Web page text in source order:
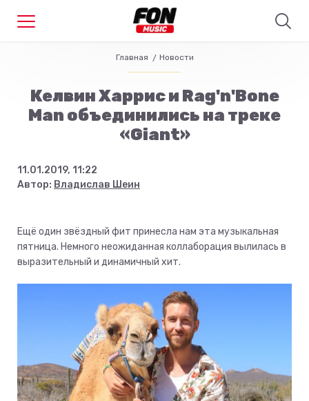
Главная Новости
Келвин Харрис и Rag'n'Bone
Man объединились на треке
«Giant»
11.01.2019, 11:22
Автор: Владислав Шеин
Ещё один звёздный фит принесла нам эта музыкальная
пятница. Немного неожиданная коллаборация вылилась в
выразительный и динамичный хит.